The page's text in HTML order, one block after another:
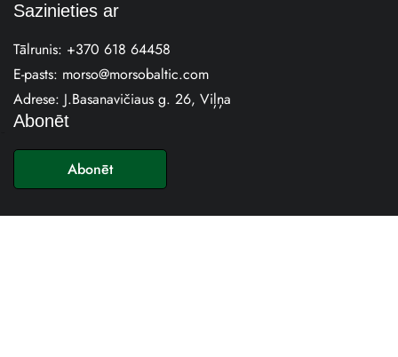
Sazinieties ar
Tālrunis: +370 618 64458
E-pasts: morso@morsobaltic.com
Adrese: J.Basanavičiaus g. 26, Viļņa
Abonēt
Abonēt